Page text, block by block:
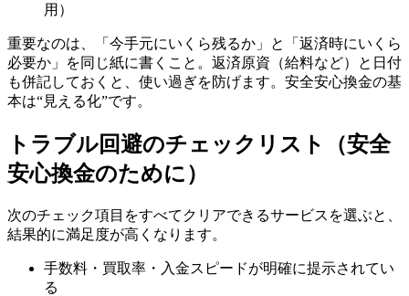
用）
重要なのは、「今手元にいくら残るか」と「返済時にいくら
必要か」を同じ紙に書くこと。返済原資（給料など）と日付
も併記しておくと、使い過ぎを防げます。安全安心換金の基
本は“見える化”です。
トラブル回避のチェックリスト（安全
安心換金のために）
次のチェック項目をすべてクリアできるサービスを選ぶと、
結果的に満足度が高くなります。
手数料・買取率・入金スピードが明確に提示されてい
る